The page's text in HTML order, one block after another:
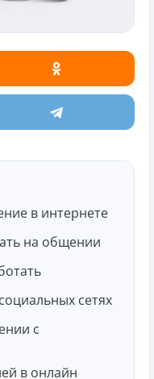
в интернете
на общении
сетях
с
в онлайн